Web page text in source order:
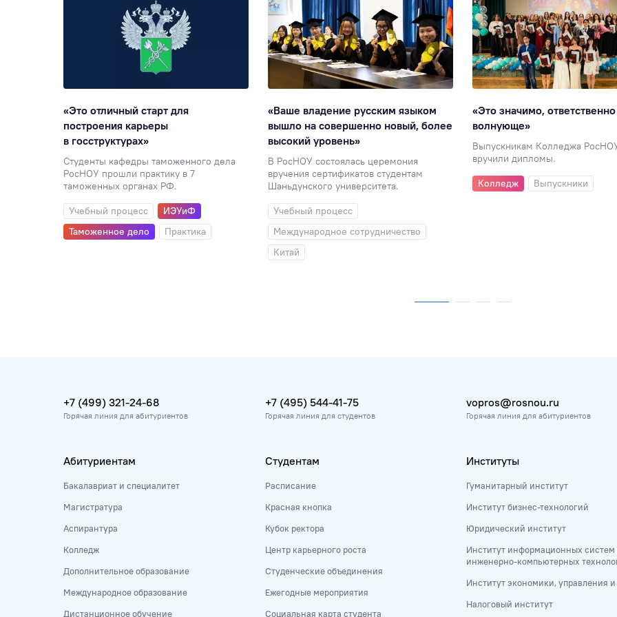
«Это отличный старт для
построения карьеры
в госструктурах»
Студенты кафедры таможенного дела
РосНОУ прошли практику в 7
таможенных органах РФ.
Учебный процесс
ИЭУиФ
Таможенное дело
Практика
«Ваше владение русским языком
вышло на совершенно новый, более
высокий уровень»
В РосНОУ состоялась церемония
вручения сертификатов студентам
Шаньдунского университета.
Учебный процесс
Международное сотрудничество
Китай
«Это значимо,
волнующе»
Выпускникам Колледжа
вручили дипломы.
Колледж
Выпускники
+7 (499) 321-24-68
Горячая линия для абитуриентов
+7 (495) 544-41-75
Горячая линия для студентов
vopros@rosnou.ru
Горячая линия для абитуриентов
Абитуриентам
Бакалавриат и специалитет
Магистратура
Аспирантура
Колледж
Дополнительное образование
Международное образование
Дистанционное обучение
Студентам
Расписание
Красная кнопка
Кубок ректора
Центр карьерного роста
Студенческие объединения
Ежегодные мероприятия
Социальная карта студента
Институты
Гуманитарный институт
Институт бизнес-технологий
Юридический институт
Институт информационных систем
инженерно-компьютерных
Институт экономики, управления
Налоговый институт